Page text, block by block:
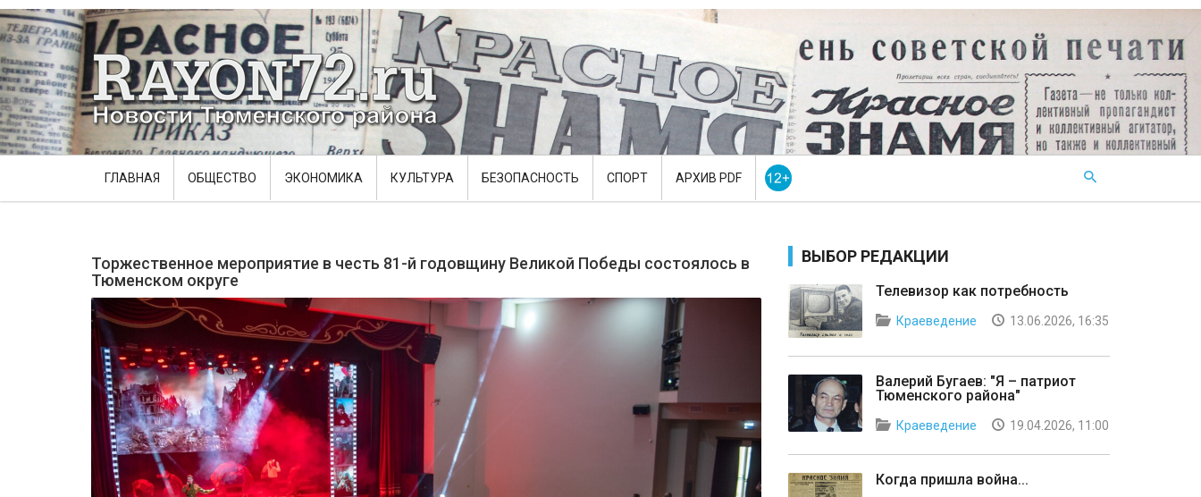
ГЛАВНАЯ ОБЩЕСТВО ЭКОНОМИКА КУЛЬТУРА БЕЗОПАСНОСТЬ СПОРТ АРХИВ PDF
Торжественное мероприятие в честь 81-й годовщину Великой Победы состоялось в
Тюменском округе
ВЫБОР РЕДАКЦИИ
Телевизор как потребность
Краеведение 13.06.2026, 16:35
Валерий Бугаев: "Я – патриот
Тюменского района"
Краеведение 19.04.2026, 11:00
Когда пришла война...